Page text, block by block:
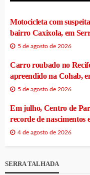
Motocicleta com
bairro Caxixola, em
5 de agosto de 2026
Carro roubado no
apreendido na Cohab,
5 de agosto de 2026
Em julho, Centro de
recorde de nascimentos
4 de agosto de 2026
SERRA TALHADA